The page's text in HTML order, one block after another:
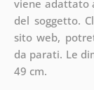
viene adattato
del soggetto.
sito web,
da parati. Le
49 cm.